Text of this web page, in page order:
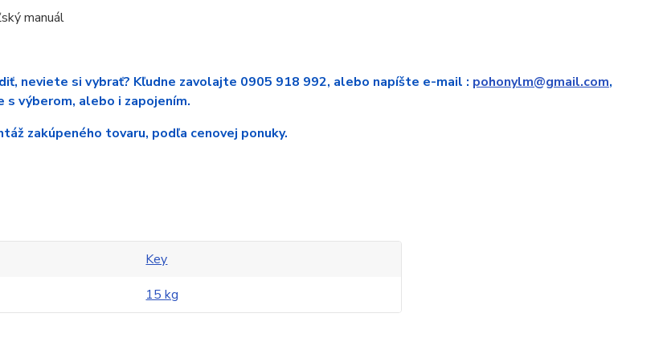
manuál
neviete si vybrať? Kľudne zavolajte 0905 918 992, alebo napíšte e-mail : pohonylm@gmail.com,
s výberom, alebo i zapojením.
zakúpeného tovaru, podľa cenovej ponuky.
Key
15 kg